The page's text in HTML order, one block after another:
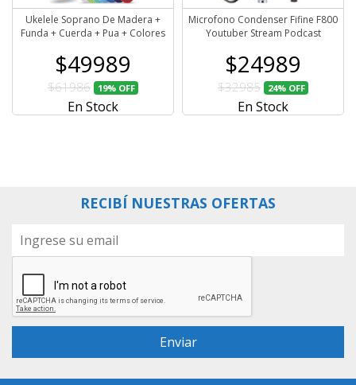
Ukelele Soprano De Madera +
Funda + Cuerda + Pua + Colores
$49989
$61986 19% OFF
En Stock
Microfono Condenser Fifine F800
Youtuber Stream Podcast
$24989
$32985 24% OFF
En Stock
RECIBÍ NUESTRAS OFERTAS